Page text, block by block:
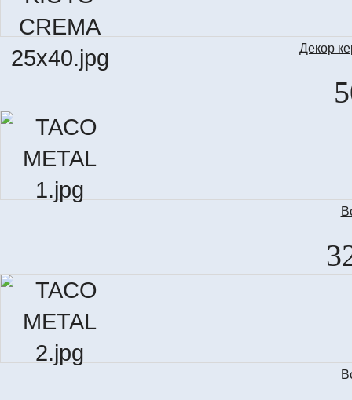
Декор